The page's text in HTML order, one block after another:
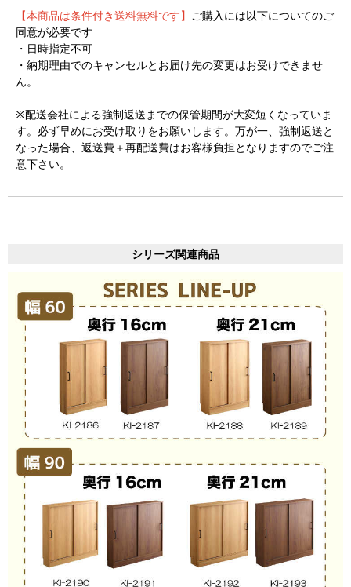
【本商品は条件付き送料無料です】
ご購入には以下についてのご
同意が必要です
・日時指定不可
・納期理由でのキャンセルとお届け先の変更はお受けできませ
ん。
※配送会社による強制返送までの保管期間が大変短くなっていま
す。必ず早めにお受け取りをお願いします。万が一、強制返送と
なった場合、返送費＋再配送費はお客様負担となりますのでご注
意下さい。
シリーズ関連商品